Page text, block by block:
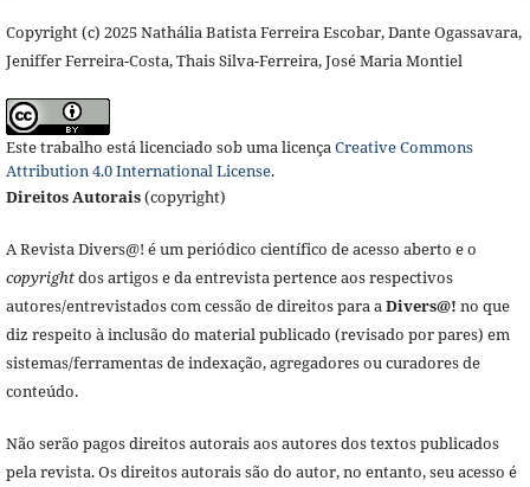
Copyright (c) 2025 Nathália Batista Ferreira Escobar, Dante Ogassavara,
Jeniffer Ferreira-Costa, Thais Silva-Ferreira, José Maria Montiel
Este trabalho está licenciado sob uma licença Creative Commons
Attribution 4.0 International License.
Direitos Autorais(copyright)
A Revista Divers@! é um periódico científico de acesso aberto e o
copyrightdos artigos e da entrevista pertence aos respectivos
autores/entrevistados com cessão de direitos para aDivers@! no que
diz respeito à inclusão do material publicado (revisado por pares) em
sistemas/ferramentas de indexação, agregadores ou curadores de
conteúdo.
Não serão pagos direitos autorais aos autores dos textos publicados
pela revista. Os direitos autorais são do autor, no entanto, seu acesso é